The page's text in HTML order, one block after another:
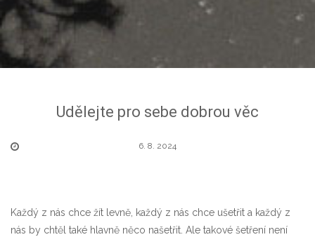
Udělejte pro sebe dobrou věc
6. 8. 2024
Každý z nás chce žít levně, každý z nás chce ušetřit a každý z
nás by chtěl také hlavně něco našetřit. Ale takové šetření není